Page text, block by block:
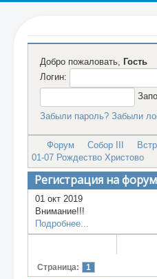
Главная
Литургия
Блог
Исследования
Энциклопедия
Суд по Истине
О проекте
Добро пожаловать,
Гость
Логин:
Забыли пароль? Забыли
Форум Собор III
01-07 Рождество Христово
Регистрация на
01 окт 2019
Внимание!!!
Подробнее...
Страница: 1